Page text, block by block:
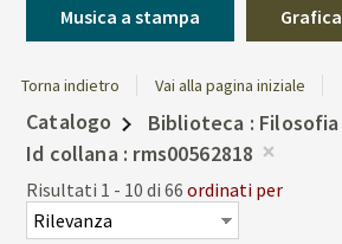
Musica a stampa Grafica
Torna indietro Vai alla pagina iniziale
Catalogo Biblioteca
Filosofia
Id collana
rms00562818
Risultati 1 - 10 di66 ordinati per